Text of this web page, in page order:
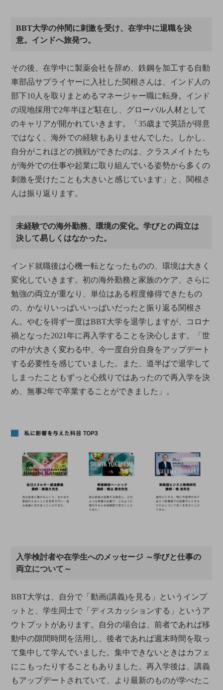
BBT大学の仲間に刺激を受け、在学中に退職を決
意。インドへ旅発つ。
その後、在学中に製薬会社を辞め、鉄鋼を加工する自動
車部品サプライヤーに入社した関根さんは、インド人の
部下10人を取りまとめるマネージャー職に転身。インド
の現地採用で2年半ほど駐在し、グローバル人材として
のキャリアが開かれていきます。「35歳まで英語が得意
ではなく、海外での経験もありませんでした。しかし、
自分がこれほどの挑戦ができたのは、クラスメイトたち
が海外での仕事や起業に取り組んでいる姿勢から多くの
刺激を受けたことも大きいと感じています」と、関根さ
んは振り返ります。
未経験での海外勤務、環境の変化。学びとの両立は
決して易しくはなかった。
インド就職後は心機一転となったものの、環境は大きく
変化していきます。初の海外勤務と家族のケア、さらに
勉強の両立が重なり、単位はある程度修得できたもの
の、かなりいっぱいいっぱいだったと振り返る関根さ
ん。やむを得ず一度はBBT大学を退学しますが、コロナ
禍となった2021年に再入学することを決心します。「世
の中が大きく変わる中、今一度自分自身をアップデート
する必要性を感じていました。また、道半ばで退学して
しまったこともずっと心残りではあったので再入学を決
め、無事2年で卒業することができました」。
入学検討者や在学生へのメッセージ ～学びと仕事の
両立について～
BBT大学は、自分で「動画(講義)を見る」というインプ
ットと、学生同士で「ディスカッションする」というア
ウトプットがあります。自分の場合は、前者であれば移
動中の隙間時間を活用し、後者であれば週末時間を取っ
て集中して学んでいました。集中できないときはカフェ
にこもったりすることもありました。再入学後は、講義
もアップデートされていて、より最新のものが学べたこ